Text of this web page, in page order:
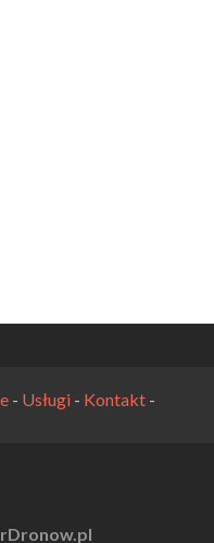
- Usługi- Kontakt-